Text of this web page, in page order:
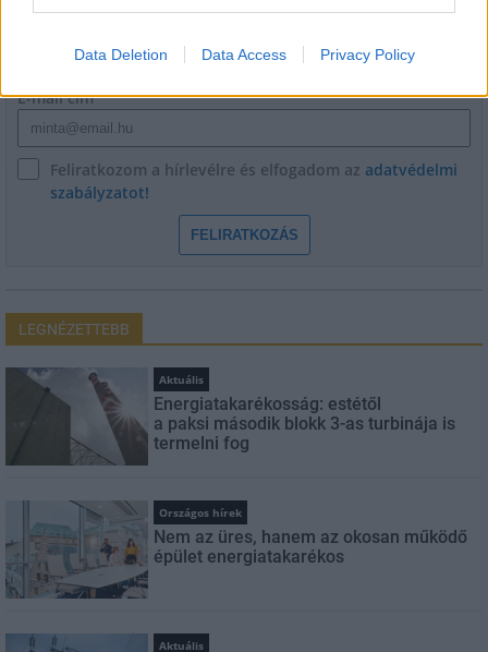
Data Deletion Data Access Privacy Policy
E-mail cím
Feliratkozom a hírlevélre és elfogadom az adatvédelmi
szabályzatot!
FELIRATKOZÁS
LEGNÉZETTEBB
Aktuális
Energiatakarékosság: estétől
a paksi második blokk 3-as turbinája is
termelni fog
Országos hírek
Nem az üres, hanem az okosan működő
épület energiatakarékos
Aktuális